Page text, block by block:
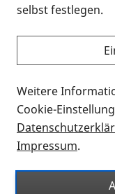
Laut einem
der EmTech-
Tests zur DNA-
hoffe ihr
Studie
Form der
Amaurose ( LCA)
selbst festlegen.
Weitere
Cookie-
Impressum.